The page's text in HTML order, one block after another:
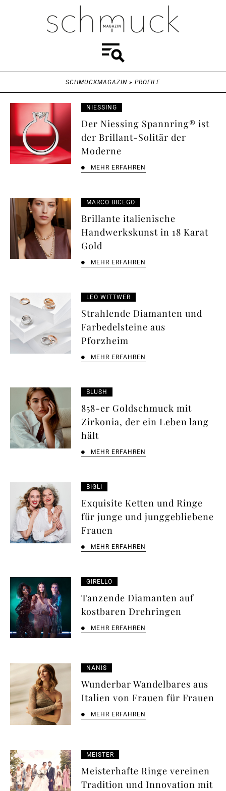
SCHMUCKMAGAZIN » PROFILE
NIESSING
Der Niessing Spannring® ist
der Brillant-Solitär der
Moderne
MEHR ERFAHREN
MARCO BICEGO
Brillante italienische
Handwerkskunst in 18 Karat
Gold
MEHR ERFAHREN
LEO WITTWER
Strahlende Diamanten und
Farbedelsteine aus
Pforzheim
MEHR ERFAHREN
BLUSH
858-er Goldschmuck mit
Zirkonia, der ein Leben lang
hält
MEHR ERFAHREN
BIGLI
Exquisite Ketten und Ringe
für junge und junggebliebene
Frauen
MEHR ERFAHREN
GIRELLO
Tanzende Diamanten auf
kostbaren Drehringen
MEHR ERFAHREN
NANIS
Wunderbar Wandelbares aus
Italien von Frauen für Frauen
MEHR ERFAHREN
MEISTER
Meisterhafte Ringe vereinen
Tradition und Innovation mit